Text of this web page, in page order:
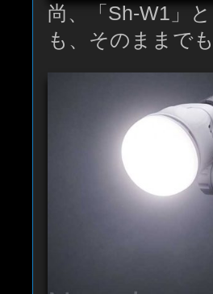
尚、「Sh-W1」
も、そのままで